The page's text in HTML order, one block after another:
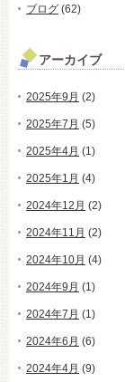
ブログ (62)
アーカイブ
2025年9月 (2)
2025年7月 (5)
2025年4月 (1)
2025年1月 (4)
2024年12月 (2)
2024年11月 (2)
2024年10月 (4)
2024年9月 (1)
2024年7月 (1)
2024年6月 (6)
2024年4月 (9)